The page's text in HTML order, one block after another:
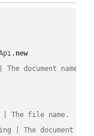
new
document name.
The file name.
| The document